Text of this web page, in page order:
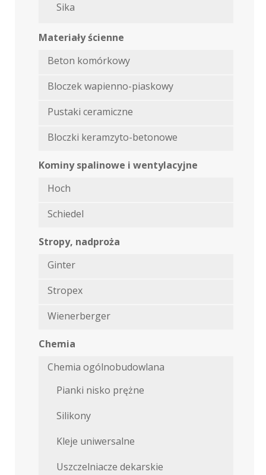
Sika
Materiały ścienne
Beton komórkowy
Bloczek wapienno-piaskowy
Pustaki ceramiczne
Bloczki keramzyto-betonowe
Kominy spalinowe i wentylacyjne
Hoch
Schiedel
Stropy, nadproża
Ginter
Stropex
Wienerberger
Chemia
Chemia ogólnobudowlana
Pianki nisko prężne
Silikony
Kleje uniwersalne
Uszczelniacze dekarskie